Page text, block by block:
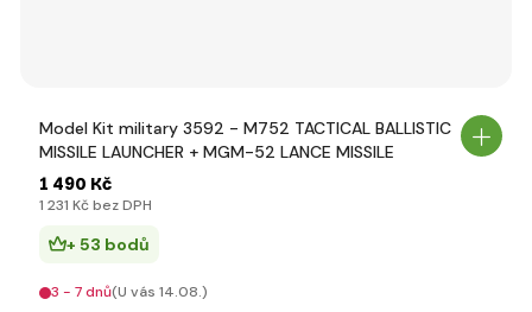
Model Kit military 3592 - M752 TACTICAL BALLISTIC
MISSILE LAUNCHER + MGM-52 LANCE MISSILE
1 490 Kč
1 231 Kč bez DPH
+ 53 bodů
3 - 7 dnů(U vás 14.08.)